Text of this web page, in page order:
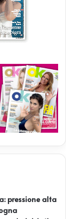
pressione alta